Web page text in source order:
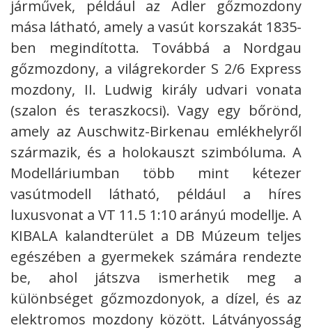
járművek, például az Adler gőzmozdony
mása látható, amely a vasút korszakát 1835-
ben megindította. Továbbá a Nordgau
gőzmozdony, a világrekorder S 2/6 Express
mozdony, II. Ludwig király udvari vonata
(szalon és teraszkocsi). Vagy egy bőrönd,
amely az Auschwitz-Birkenau emlékhelyről
származik, és a holokauszt szimbóluma. A
Modelláriumban több mint kétezer
vasútmodell látható, például a híres
luxusvonat a VT 11.5 1:10 arányú modellje. A
KIBALA kalandterület a DB Múzeum teljes
egészében a gyermekek számára rendezte
be, ahol játszva ismerhetik meg a
különbséget gőzmozdonyok, a dízel, és az
elektromos mozdony között. Látványosság